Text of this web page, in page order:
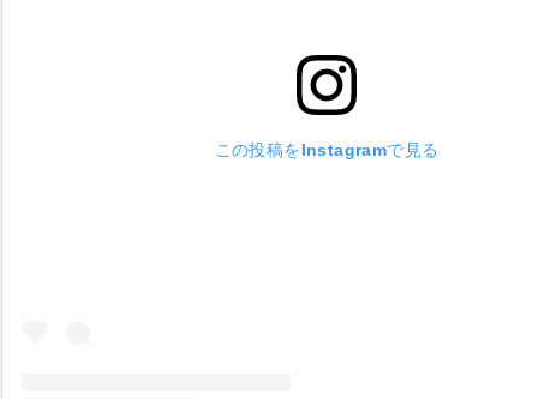
この投稿をInstagramで見る